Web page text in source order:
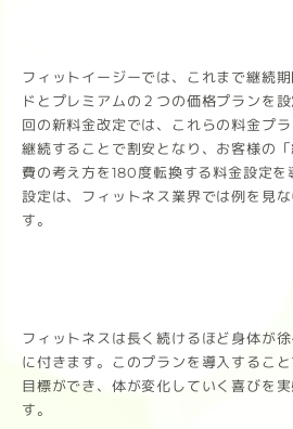
フィットイージーでは、これまで継続
ドとプレミアムの２つの価格プランを
回の新料金改定では、これらの料金プ
継続することで割安となり、お客様の
費の考え方を180度転換する料金設定
設定は、フィットネス業界では例を見
す。
フィットネスは長く続けるほど身体が
に付きます。このプランを導入するこ
目標ができ、体が変化していく喜びを
す。